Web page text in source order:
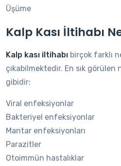
Üşüme
Kalp Kası İltihabı
Kalp kası iltihabı birçok farklı
çıkabilmektedir. En sık görülen
gibidir:
Viral enfeksiyonlar
Bakteriyel enfeksiyonlar
Mantar enfeksiyonları
Parazitler
Otoimmün hastalıklar